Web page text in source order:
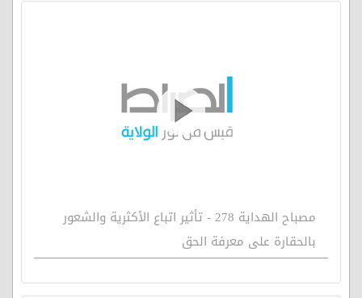
مصباح الهداية 278 - تأثير اتباع الأكثرية والشعور
بالحقارة على معرفة الحق